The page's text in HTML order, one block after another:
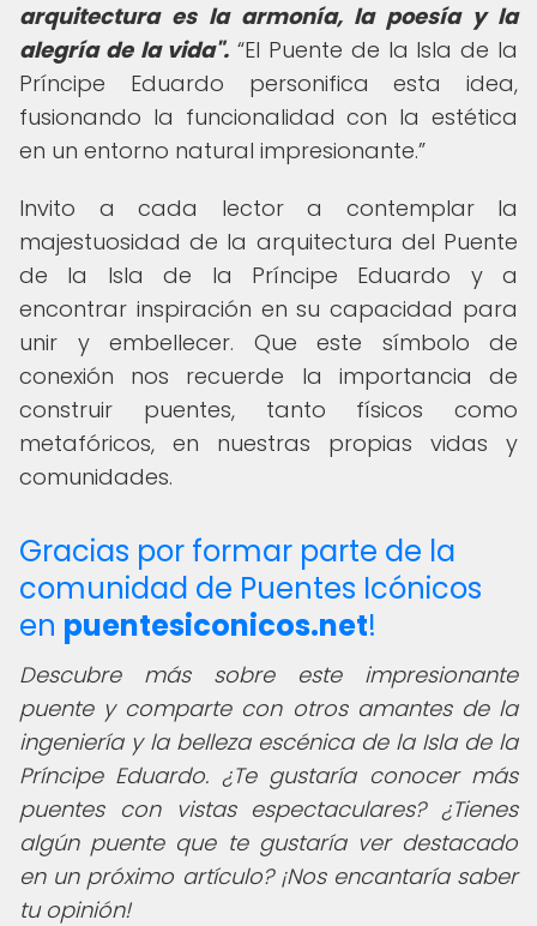
arquitectura es la armonía, la poesía y la
alegría de la vida". El Puente de la Isla de la
Príncipe Eduardo personifica esta idea,
fusionando la funcionalidad con la estética
en un entorno natural impresionante.
Invito a cada lector a contemplar la
majestuosidad de la arquitectura del Puente
de la Isla de la Príncipe Eduardo y a
encontrar inspiración en su capacidad para
unir y embellecer. Que este símbolo de
conexión nos recuerde la importancia de
construir puentes, tanto físicos como
metafóricos, en nuestras propias vidas y
comunidades.
Gracias por formar parte de la
comunidad de Puentes Icónicos
en puentesiconicos.net!
Descubre más sobre este impresionante
puente y comparte con otros amantes de la
ingeniería y la belleza escénica de la Isla de la
Príncipe Eduardo. ¿Te gustaría conocer más
puentes con vistas espectaculares? ¿Tienes
algún puente que te gustaría ver destacado
en un próximo artículo? ¡Nos encantaría saber
tu opinión!